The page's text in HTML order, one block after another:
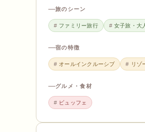
旅のシーン
ファミリー旅行 女子旅・大
宿の特徴
オールインクルーシブ リゾ
グルメ・食材
ビュッフェ